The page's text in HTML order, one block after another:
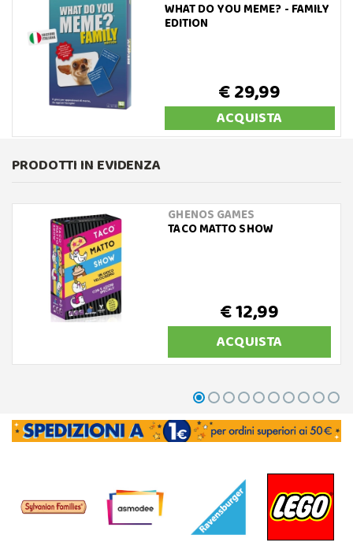
WHAT DO YOU MEME? - FAMILY
EDITION
€ 29,99
ACQUISTA
PRODOTTI IN EVIDENZA
GHENOS GAMES
TACO MATTO SHOW
€ 12,99
ACQUISTA